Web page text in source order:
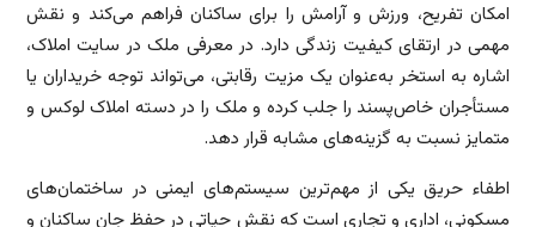
امکان تفریح، ورزش و آرامش را برای ساکنان فراهم می‌کند و نقش
مهمی در ارتقای کیفیت زندگی دارد. در معرفی ملک در سایت املاک،
اشاره به استخر به‌عنوان یک مزیت رقابتی، می‌تواند توجه خریداران یا
مستأجران خاص‌پسند را جلب کرده و ملک را در دسته املاک لوکس و
متمایز نسبت به گزینه‌های مشابه قرار دهد.
اطفاء حریق یکی از مهم‌ترین سیستم‌های ایمنی در ساختمان‌های
مسکونی، اداری و تجاری است که نقش حیاتی در حفظ جان ساکنان و